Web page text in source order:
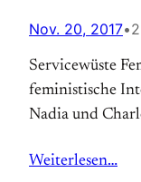
Nov. 20, 2017•
Servicewüste
feministische
Nadia und
Weiterlesen…